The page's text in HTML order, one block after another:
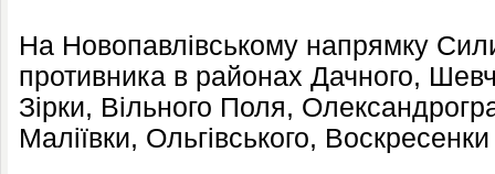
На Новопавлівському напрямку
противника в районах Дачного,
Зірки, Вільного Поля,
Маліївки, Ольгівського,